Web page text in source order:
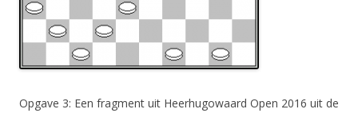
Opgave 3: Een fragment uit Heerhugowaard Open 2016 uit de